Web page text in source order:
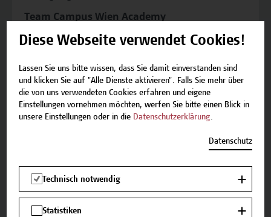
Team Campus Wien Academy
E-Mail: academy[at]hcw.ac.at
Tel.: +43 1 606 6877-8800
Zurück zum Micro-Credential
Diese Webseite verwendet Cookies!
Lassen Sie uns bitte wissen, dass Sie damit einverstanden sind
und klicken Sie auf "Alle Dienste aktivieren". Falls Sie mehr über
die von uns verwendeten Cookies erfahren und eigene
Einstellungen vornehmen möchten, werfen Sie bitte einen Blick in
unsere Einstellungen oder in die Datenschutzerklärung.
Datenschutz
Technisch notwendig
Statistiken